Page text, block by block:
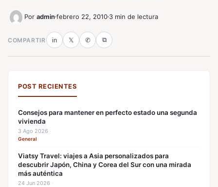
Por admin febrero 22, 2010 3 min de lectura
COMPARTIR in 𝕏 ✆ ⧉
POST RECIENTES
Consejos para mantener en perfecto estado una segunda
vivienda
3 Ago 2026 ·
General
Viatsy Travel: viajes a Asia personalizados para
descubrir Japón, China y Corea del Sur con una mirada
más auténtica
24 Jun 2026 ·